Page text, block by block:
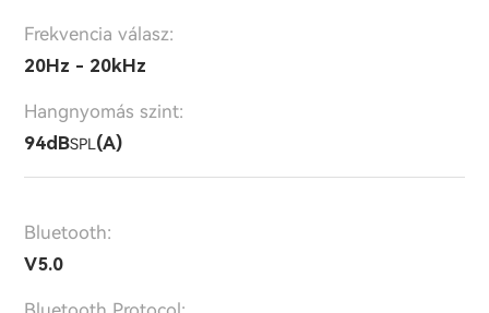
Frekvencia válasz:
20Hz - 20kHz
Hangnyomás szint:
94dBSPL(A)
Bluetooth:
V5.0